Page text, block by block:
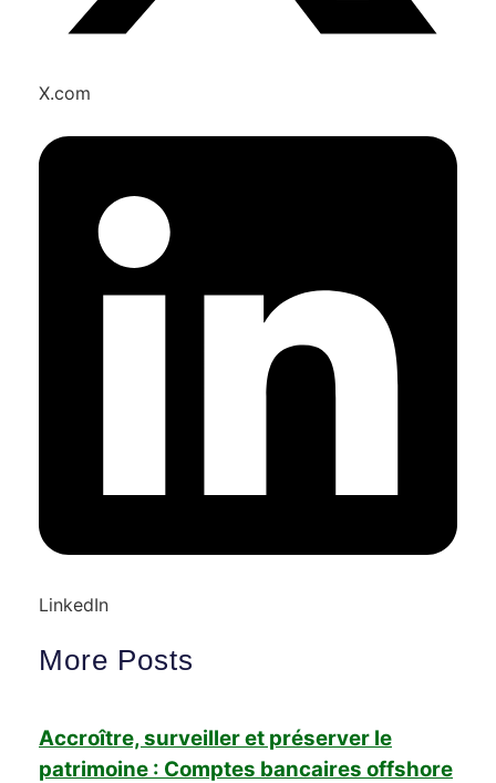
X.com
LinkedIn
More Posts
Accroître, surveiller et préserver le
patrimoine : Comptes bancaires offshore